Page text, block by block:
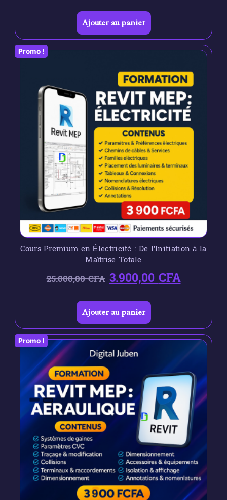
Ajouter au panier
Promo !
Cours Premium en Électricité : De l’Initiation à la
Maîtrise Totale
25.000,00CFA 3.900,00CFA
Ajouter au panier
Promo !